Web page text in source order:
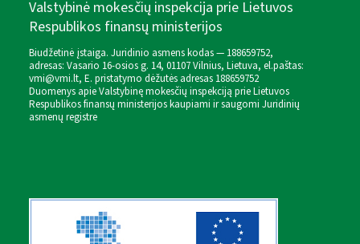
Valstybinė mokesčių inspekcija prie Lietuvos
Respublikos finansų ministerijos
Biudžetinė įstaiga. Juridinio asmens kodas — 188659752,
adresas: Vasario 16-osios g. 14, 01107 Vilnius, Lietuva, el.paštas:
vmi@vmi.lt, E. pristatymo dėžutės adresas 188659752
Duomenys apie Valstybinę mokesčių inspekciją prie Lietuvos
Respublikos finansų ministerijos kaupiami ir saugomi Juridinių
asmenų registre